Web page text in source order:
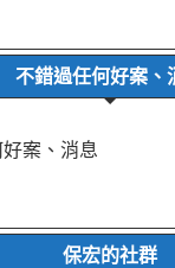
不錯過任何好案、
案、消息
保宏的社群